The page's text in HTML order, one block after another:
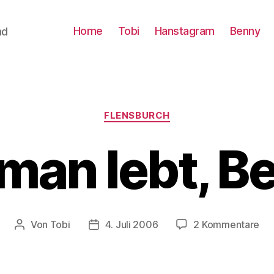
Home Tobi Hanstagram Benny
Kategorien
FLENSBURCH
lebt,
Beitragsautor
Von Tobi Beitragsdatum
4. Juli 2006 2 Kommentare